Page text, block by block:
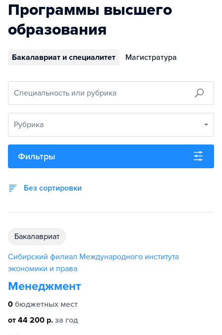
Программы высшего
образования
Бакалавриат и специалитет Магистратура
Специальность или рубрика
Рубрика
Фильтры
Без сортировки
бакалавриат
Сибирский филиал Международного института
экономики и права
Менеджмент
0 бюджетных мест
от 44 200 р. за год